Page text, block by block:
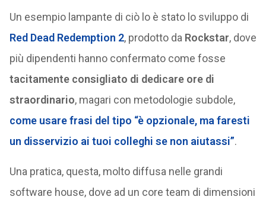
Un esempio lampante di ciò lo è stato lo sviluppo di
Red Dead Redemption 2, prodotto da Rockstar, dove
più dipendenti hanno confermato come fosse
tacitamente consigliato di dedicare ore di
straordinario, magari con metodologie subdole,
come usare frasi del tipo “è opzionale, ma faresti
un disservizio ai tuoi colleghi se non aiutassi”.
Una pratica, questa, molto diffusa nelle grandi
software house, dove ad un core team di dimensioni